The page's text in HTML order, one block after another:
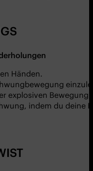
Händen.
explosiven
indem du deine